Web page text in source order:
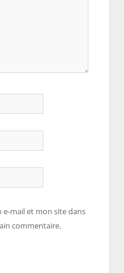
mail et mon site dans
commentaire.